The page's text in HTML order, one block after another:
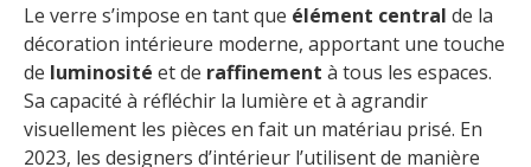
Le verre s’impose en tant que élément central de la
décoration intérieure moderne, apportant une touche
de luminosité et de raffinement à tous les espaces.
Sa capacité à réfléchir la lumière et à agrandir
visuellement les pièces en fait un matériau prisé. En
2023, les designers d’intérieur l’utilisent de manière